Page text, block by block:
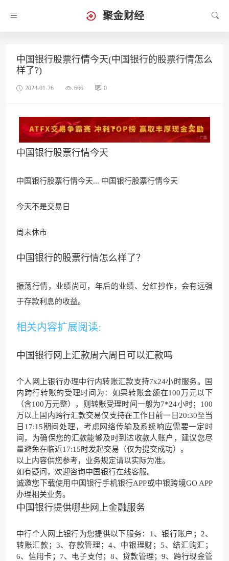
聚金财经
中国银行股票行情今天(中国银行的股票行情怎么
样了?)
2024-01-26 666 0
中国银行股票行情今天
中国银行股票行情今天... 中国银行股票行情今天
今天不是交易日
周末休市
中国银行的股票行情怎么样了？
振荡行情，业绩尚可，年后的业绩、分红抄作，会有远强
于存款利息的收益。
相关内容扩展阅读:
中国银行网上汇款周六周日可以汇款吗
个人网上银行办理中行内转账汇款支持7x24小时服务。国
内跨行转账的受理时间为：如果转账金额在100万元以下
（含100万元整），则转账受理时间一般为7*24小时；100
万以上国内跨行汇款交易仅支持在工作日前一日20:30至当
日17:15期间处理，考虑网络传输及系统响应需要一定时
间，为确保您的汇款能够及时到达收款人账户，建议您尽
量避免在临近17:15时发起交易（仅为提交成功）。
以上内容供您参考，业务规定请以实际为准。
如有疑问，欢迎咨询中国银行在线客服。
诚邀您下载使用 中国银行手机银行APP或中银跨境GO APP
办理相关业务。
中国银行提供哪些网上金融服务
中行个人网上银行为您提供以下服务：1、银行账户；2、
转账汇款；3、存款管理；4、中银理财；5、结汇购汇；
6、信用卡；7、电子支付；8、贷款管理；9、跨行现金管